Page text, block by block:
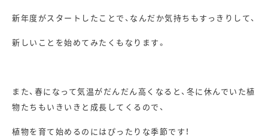
新年度がスタートしたことで、なんだか気持ちもすっきりして、
新しいことを始めてみたくもなります。
また、春になって気温がだんだん高くなると、冬に休んでいた植
物たちもいきいきと成長してくるので、
植物を育て始めるのにはぴったりな季節です！